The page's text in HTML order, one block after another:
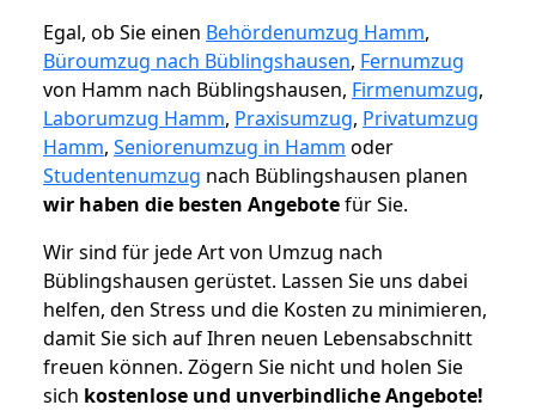
Egal, ob Sie einen Behördenumzug Hamm,
Büroumzug nach Büblingshausen, Fernumzug
von Hamm nach Büblingshausen, Firmenumzug,
Laborumzug Hamm, Praxisumzug, Privatumzug
Hamm, Seniorenumzug in Hamm oder
Studentenumzug nach Büblingshausen planen
wir haben die besten Angebotefür Sie.
Wir sind für jede Art von Umzug nach
Büblingshausen gerüstet. Lassen Sie uns dabei
helfen, den Stress und die Kosten zu minimieren,
damit Sie sich auf Ihren neuen Lebensabschnitt
freuen können. Zögern Sie nicht und holen Sie
sich kostenlose und unverbindliche Angebote!